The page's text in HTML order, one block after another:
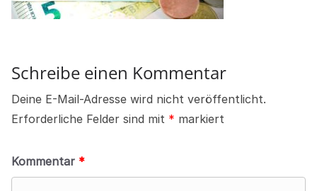
Schreibe einen Kommentar
Deine E-Mail-Adresse wird nicht veröffentlicht.
Erforderliche Felder sind mit * markiert
Kommentar *